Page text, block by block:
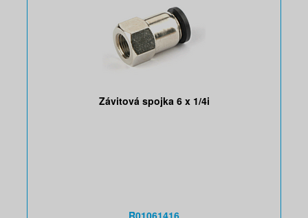
Závitová spojka 6 x 1/4i
R01061416